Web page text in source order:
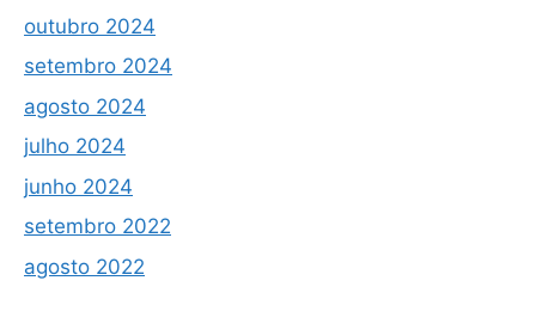
outubro 2024
setembro 2024
agosto 2024
julho 2024
junho 2024
setembro 2022
agosto 2022